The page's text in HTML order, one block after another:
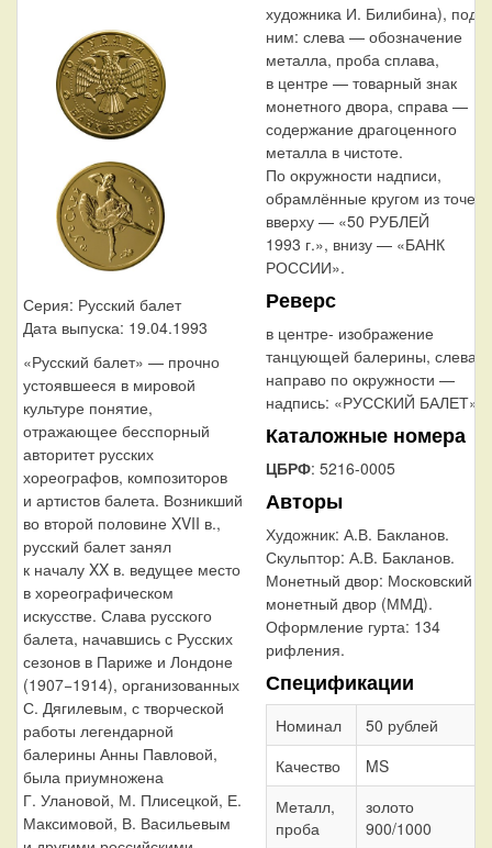
Серия: Русский балет
Дата выпуска: 19.04.1993
«Русский балет» — прочно
устоявшееся в мировой
культуре понятие,
отражающее бесспорный
авторитет русских
хореографов, композиторов
и артистов балета. Возникший
во второй половине XVII в.,
русский балет занял
к началу XX в. ведущее место
в хореографическом
искусстве. Слава русского
балета, начавшись с Русских
сезонов в Париже и Лондоне
(1907−1914), организованных
С. Дягилевым, с творческой
работы легендарной
балерины Анны Павловой,
была приумножена
Г. Улановой, М. Плисецкой, Е.
Максимовой, В. Васильевым
художника И. Билибина), под
ним: слева — обозначение
металла, проба сплава,
в центре — товарный знак
монетного двора, справа —
содержание драгоценного
металла в чистоте.
По окружности надписи,
обрамлённые кругом из точек:
вверху — «50 РУБЛЕЙ
1993 г.», внизу — «БАНК
РОССИИ».
Реверс
в центре- изображение
танцующей балерины, слева
направо по окружности —
надпись: «РУССКИЙ БАЛЕТ».
Каталожные номера
ЦБРФ: 5216-0005
Авторы
Художник: А.В. Бакланов.
Скульптор: А.В. Бакланов.
Монетный двор: Московский
монетный двор (ММД).
Оформление гурта: 134
рифления.
Спецификации
Номинал
50 рублей
Качество
MS
Металл,
проба
золото
900/1000